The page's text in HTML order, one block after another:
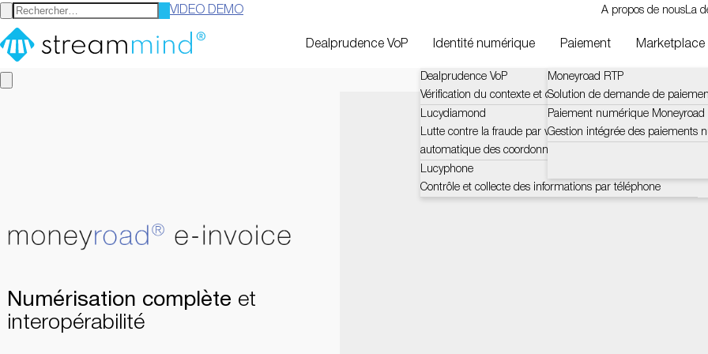
StreamMind
Dealprudence VoP Identité numérique
Dealprudence VoP
Vérification du contexte et des défis du bénéficiaire (VOP)
Lucydiamond
Lutte contre la fraude par vérification certifiée et
automatique des coordonnées bancaires
Lucyphone
Contrôle et collecte des informations par téléphone
Paiement
Moneyroad RTP
Solution de demande de
Paiement numérique Moneyroad
Gestion intégrée des paiements
Marketplace
VIDEO DEMO A propos de nousLa
Numérisation complète et
interopérabilité